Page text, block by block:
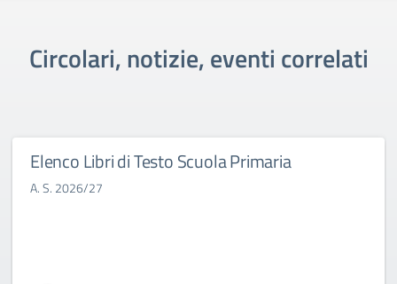
Circolari, notizie, eventi correlati
Elenco Libri di Testo Scuola Primaria
A. S. 2026/27